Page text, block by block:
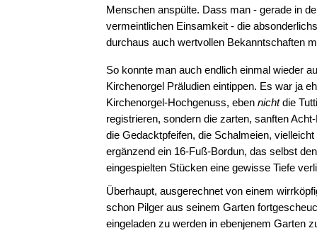
Menschen anspülte. Dass man - gerade in
vermeintlichen Einsamkeit - die
durchaus auch wertvollen Bekanntschaften
So konnte man auch endlich einmal wieder
Kirchenorgel Präludien eintippen. Es war ja
Kirchenorgel-Hochgenuss, eben nichtdie
registrieren, sondern die zarten, sanften
die Gedacktpfeifen, die Schalmeien, vielleicht
ergänzend ein 16-Fuß-Bordun, das selbst
eingespielten Stücken eine gewisse Tiefe
Überhaupt, ausgerechnet von einem
schon Pilger aus seinem Garten
eingeladen zu werden in ebenjenem Garten